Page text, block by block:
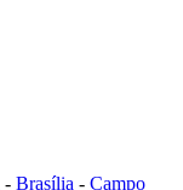
- Brasília - Campo